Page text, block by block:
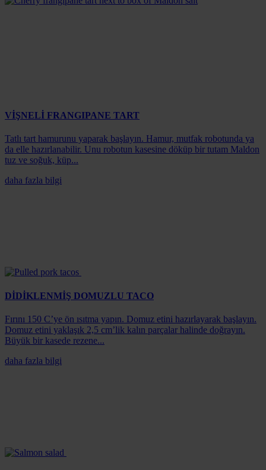
VİŞNELİ FRANGIPANE TART
Tatlı tart hamurunu yaparak başlayın. Hamur, mutfak robotunda ya
da elle hazırlanabilir. Unu robotun kasesine döküp bir tutam Maldon
tuz ve soğuk, küp...
daha fazla bilgi
DİDİKLENMİŞ DOMUZLU TACO
Fırını 150 C’ye ön ısıtma yapın. Domuz etini hazırlayarak başlayın.
Domuz etini yaklaşık 2,5 cm’lik kalın parçalar halinde doğrayın.
Büyük bir kasede rezene...
daha fazla bilgi